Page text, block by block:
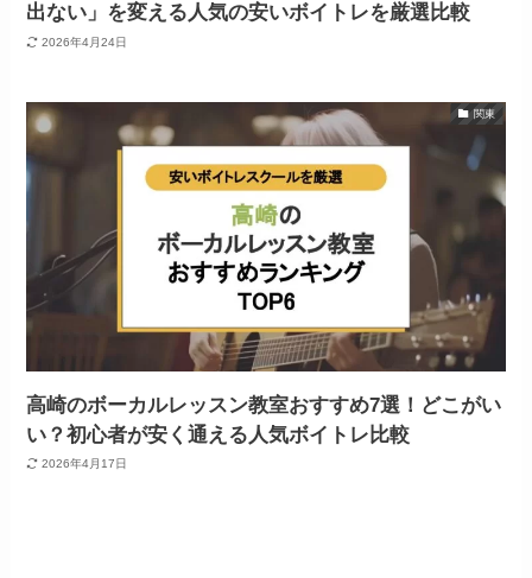
出ない」を変える人気の安いボイトレを厳選比較
2026年4月24日
関東
高崎のボーカルレッスン教室おすすめ7選！どこがい
い？初心者が安く通える人気ボイトレ比較
2026年4月17日